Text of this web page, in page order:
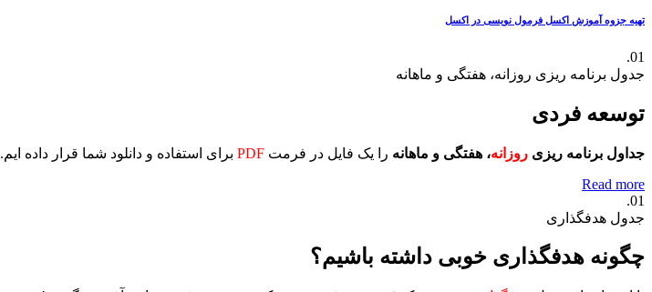
تهیه جزوه آموزش اکسل فرمول نویسی در اکسل
01.
جدول برنامه ریزی روزانه، هفتگی و ماهانه
توسعه فردی
جداول برنامه ریزی روزانه، هفتگی و ماهانه را یک فایل در فرمت PDF برای استفاده و دانلود شما قرار داده ایم.
Read more
01.
جدول هدفگذاری
چگونه هدفگذاری خوبی داشته باشیم؟